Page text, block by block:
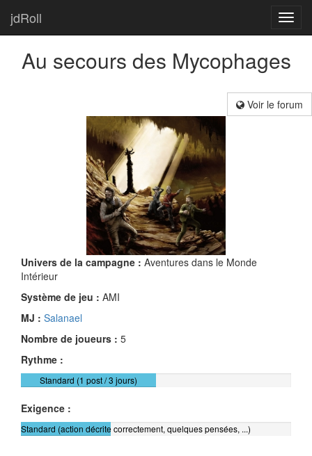
jdRoll
Au secours des Mycophages
Voir le forum
Univers de la campagne : Aventures dans le Monde
Intérieur
Système de jeu : AMI
MJ : Salanael
Nombre de joueurs : 5
Rythme :
Standard (1 post / 3 jours)
Exigence :
Standard (action décrite correctement, quelques pensées, ...)